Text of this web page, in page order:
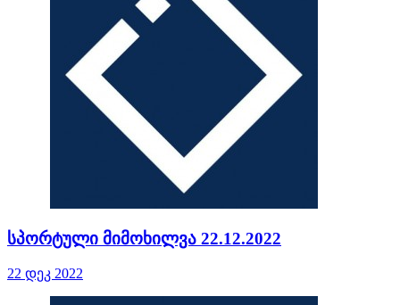
სპორტული მიმოხილვა 22.12.2022
22 დეკ 2022